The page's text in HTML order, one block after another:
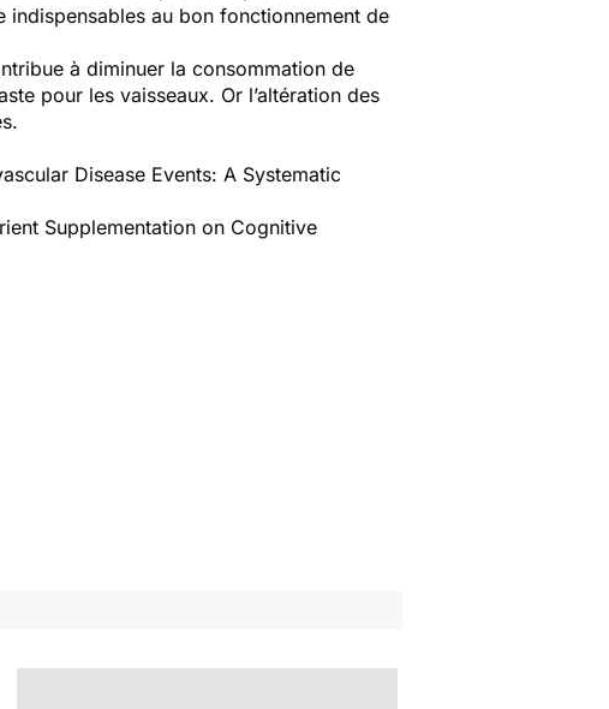
indispensables au bon fonctionnement de
à diminuer la consommation de
pour les vaisseaux. Or l’altération des
Disease Events: A Systematic
Supplementation on Cognitive